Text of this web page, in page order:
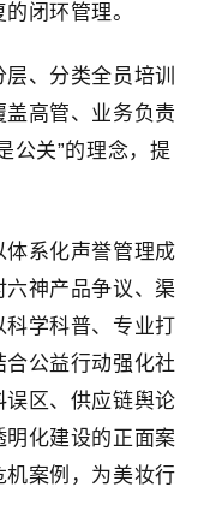
闭环管理。
、分类全员培训
高管、业务负责
公关”的理念，提
系化声誉管理成
神产品争议、渠
学科普、专业打
公益行动强化社
区、供应链舆论
化建设的正面案
案例，为美妆行